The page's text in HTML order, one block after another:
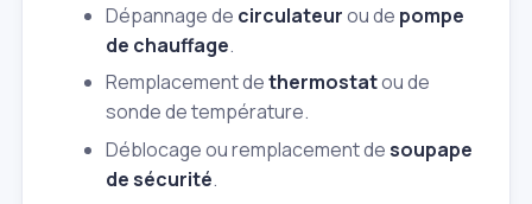
Dépannage de circulateurou de pompe
de chauffage.
Remplacement dethermostatou de
sonde de température.
Déblocage ou remplacement desoupape
de sécurité.